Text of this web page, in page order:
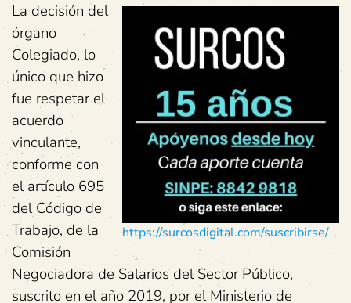
https://surcosdigital.com/suscribirse/
La decisión del
órgano
Colegiado, lo
único que hizo
fue respetar el
acuerdo
vinculante,
conforme con
el artículo 695
del Código de
Trabajo, de la
Comisión
Negociadora de Salarios del Sector Público,
suscrito en el año 2019, por el Ministerio de